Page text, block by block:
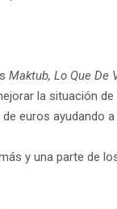
Maktub, Lo Que De
la situación
euros ayudando
y una parte de